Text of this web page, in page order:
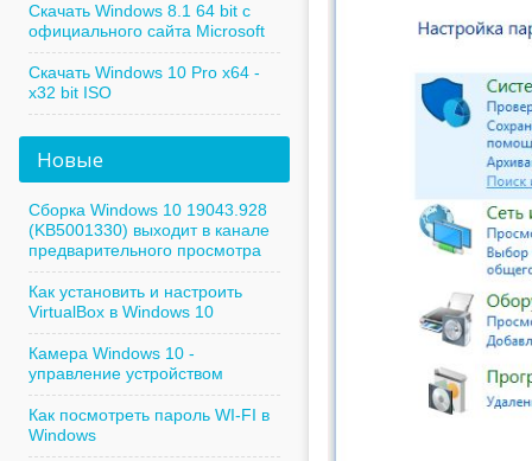
Скачать Windows 8.1 64 bit с
официального сайта Microsoft
Скачать Windows 10 Pro x64 -
x32 bit ISO
Новые
Сборка Windows 10 19043.928
(KB5001330) выходит в канале
предварительного просмотра
Как установить и настроить
VirtualBox в Windows 10
Камера Windows 10 -
управление устройством
Как посмотреть пароль WI-FI в
Windows